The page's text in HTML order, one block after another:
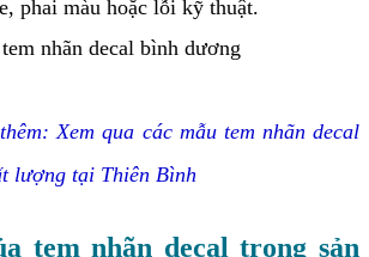
phai màu hoặc lỗi kỹ thuật.
Xem qua các mẫu tem nhãn decal
lượng tại Thiên Bình
tem nhãn decal trong sản